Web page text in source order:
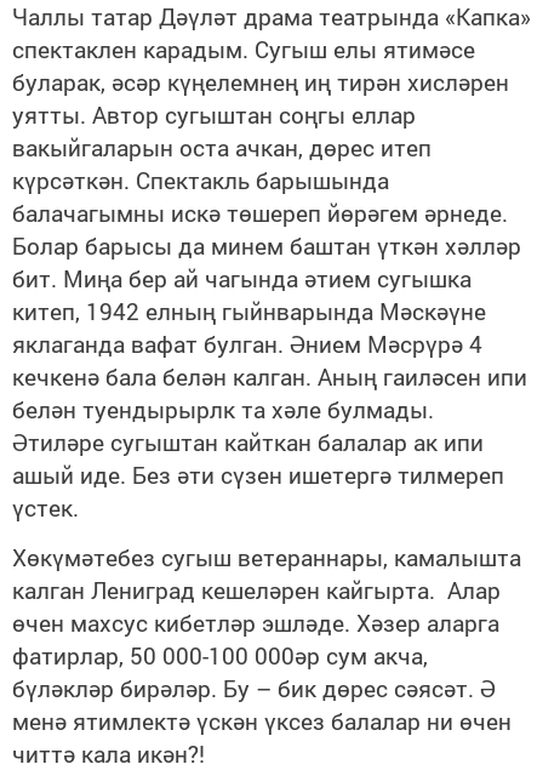
Чаллы татар Дәүләт драма театрында «Капка»
спектаклен карадым. Сугыш елы ятимәсе
буларак, әсәр күңелемнең иң тирән хисләрен
уятты. Автор сугыштан соңгы еллар
вакыйгаларын оста ачкан, дөрес итеп
күрсәткән. Спектакль барышында
балачагымны искә төшереп йөрәгем әрнеде.
Болар барысы да минем баштан үткән хәлләр
бит. Миңа бер ай чагында әтием сугышка
китеп, 1942 елның гыйнварында Мәскәүне
яклаганда вафат булган. Әнием Мәсрүрә 4
кечкенә бала белән калган. Аның гаиләсен ипи
белән туендырырлк та хәле булмады.
Әтиләре сугыштан кайткан балалар ак ипи
ашый иде. Без әти сүзен ишетергә тилмереп
үстек.
Хөкүмәтебез сугыш ветераннары, камалышта
калган Лениград кешеләрен кайгырта. Алар
өчен махсус кибетләр эшләде. Хәзер аларга
фатирлар, 50 000-100 000әр сум акча,
бүләкләр бирәләр. Бу – бик дөрес сәясәт. Ә
менә ятимлектә үскән үксез балалар ни өчен
читтә кала икән?!